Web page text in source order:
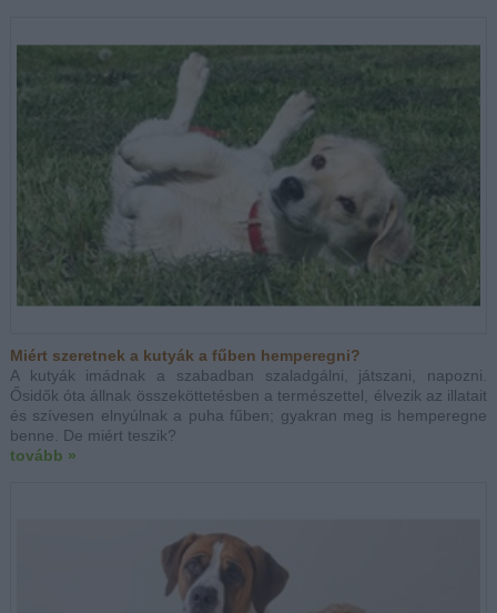
Miért szeretnek a kutyák a fűben hemperegni?
A kutyák imádnak a szabadban szaladgálni, játszani, napozni.
Ősidők óta állnak összeköttetésben a természettel, élvezik az illatait
és szívesen elnyúlnak a puha fűben; gyakran meg is hemperegne
benne. De miért teszik?
tovább »